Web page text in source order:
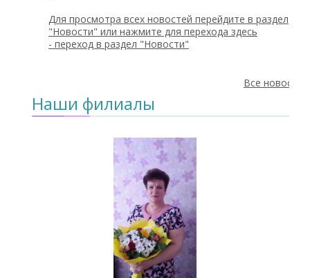
Для просмотра всех новостей перейдите в раздел
"Новости" или нажмите для перехода здесь
- переход в раздел "Новости"
Все новости
Наши филиалы